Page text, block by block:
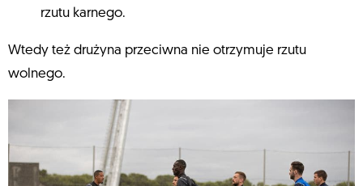
rzutu karnego.
Wtedy też drużyna przeciwna nie otrzymuje rzutu
wolnego.